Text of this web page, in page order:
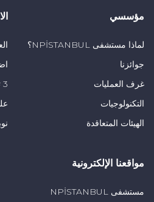
مؤسسي
لماذا مستشفى NPİSTANBUL؟
جوائزنا
غرف العمليات
التكنولوجيات
الهيئات المتعاقدة
3 تسلا MR
مواقعنا الإلكترونية
مستشفى NPİSTANBUL